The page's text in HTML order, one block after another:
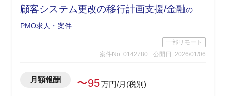
顧客システム更改の移行計画支援/金融の
PMO求人・案件
一部リモート
案件No. 0142780
公開日: 2026/01/06
月額報酬 〜95万円/月(税別)